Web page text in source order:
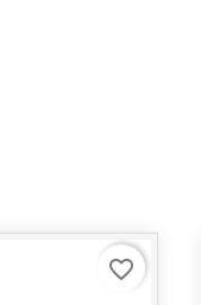
favorite_border